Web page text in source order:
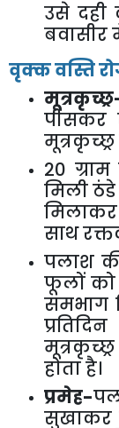
उसे
बवासीर
वृक्क वस्ति
पीसकर
20
मिली ठंडे
साथ
पलाश
फूलों को
समभाग
होता है।
प्रमेह-